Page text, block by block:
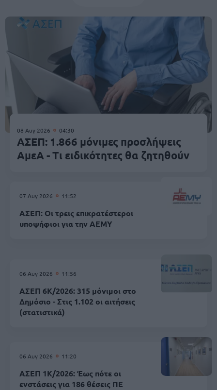
08 Αυγ 2026 04:30
ΑΣΕΠ: 1.866 μόνιμες προσλήψεις
ΑμεΑ - Τι ειδικότητες θα ζητηθούν
07 Αυγ 2026 11:52
ΑΣΕΠ: Οι τρεις επικρατέστεροι
υποψήφιοι για την ΑΕΜΥ
06 Αυγ 2026 11:56
ΑΣΕΠ 6Κ/2026: 315 μόνιμοι στο
Δημόσιο - Στις 1.102 οι αιτήσεις
(στατιστικά)
06 Αυγ 2026 11:20
ΑΣΕΠ 1Κ/2026: Έως πότε οι
ενστάσεις για 186 θέσεις ΠΕ